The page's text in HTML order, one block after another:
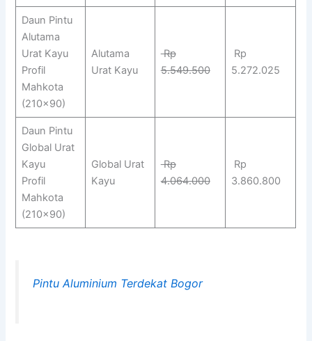
Daun Pintu
Alutama
Urat Kayu
Profil
Mahkota
(210×90)
Alutama
Urat Kayu
Rp
5.549.500
Rp
5.272.025
Daun Pintu
Global Urat
Kayu
Profil
Mahkota
(210×90)
Global Urat
Kayu
Rp
4.064.000
Rp
3.860.800
Pintu Aluminium Terdekat Bogor